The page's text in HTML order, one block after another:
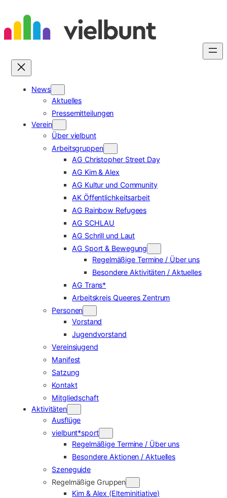
Inhalt
springen
News
Aktuelles
Pressemitteilungen
Verein
Über vielbunt
Arbeitsgruppen
AG Christopher Street Day
AG Kim & Alex
AG Kultur und Community
AK Öffentlichkeitsarbeit
AG Rainbow Refugees
AG SCHLAU
AG Schrill und Laut
AG Sport & Bewegung
Regelmäßige Termine / Über uns
Besondere Aktivitäten / Aktuelles
AG Trans*
Arbeitskreis Queeres Zentrum
Personen
Vorstand
Jugendvorstand
Vereinsjugend
Manifest
Satzung
Kontakt
Mitgliedschaft
Aktivitäten
Ausflüge
vielbunt*sport
Regelmäßige Termine / Über uns
Besondere Aktionen / Aktuelles
Szeneguide
Regelmäßige Gruppen
Kim & Alex (Elterninitiative)